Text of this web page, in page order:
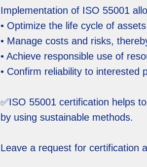
Implementation of ISO 55001
• Optimize the life cycle of
• Manage costs and risks,
• Achieve responsible use of
• Confirm reliability to interested
✅️ISO 55001 certification helps
by using sustainable methods.
Leave a request for certification